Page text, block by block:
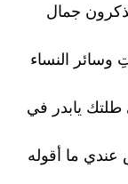
جمال
وسائر النساء
طلتك يابدر في
ما أقوله